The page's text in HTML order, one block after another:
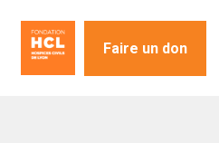
Faire un don